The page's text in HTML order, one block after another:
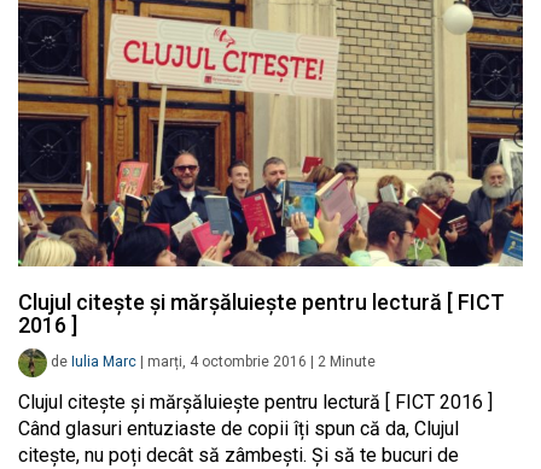
Clujul citește și mărșăluiește pentru lectură [ FICT
2016 ]
de Iulia Marc marți, 4 octombrie 2016 2 Minute
Clujul citește și mărșăluiește pentru lectură [ FICT 2016 ]
Când glasuri entuziaste de copii îți spun că da, Clujul
citește, nu poți decât să zâmbești. Și să te bucuri de